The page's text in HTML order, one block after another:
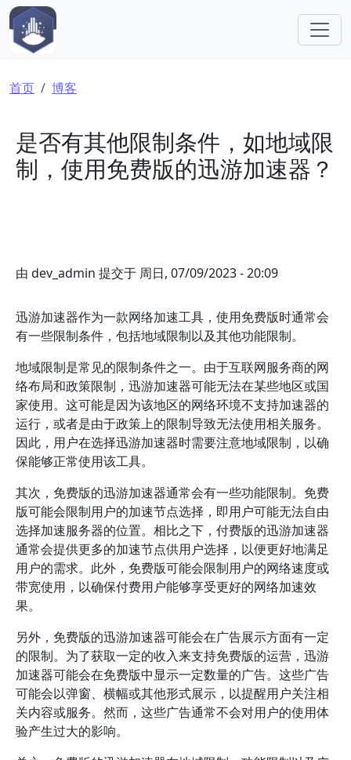
跳转到主要内容
面包屑
首页 博客
是否有其他限制条件，如地域限
制，使用免费版的迅游加速器？
由 dev_admin 提交于 周日, 07/09/2023 - 20:09
迅游加速器作为一款网络加速工具，使用免费版时通常会
有一些限制条件，包括地域限制以及其他功能限制。
地域限制是常见的限制条件之一。由于互联网服务商的网
络布局和政策限制，迅游加速器可能无法在某些地区或国
家使用。这可能是因为该地区的网络环境不支持加速器的
运行，或者是由于政策上的限制导致无法使用相关服务。
因此，用户在选择迅游加速器时需要注意地域限制，以确
保能够正常使用该工具。
其次，免费版的迅游加速器通常会有一些功能限制。免费
版可能会限制用户的加速节点选择，即用户可能无法自由
选择加速服务器的位置。相比之下，付费版的迅游加速器
通常会提供更多的加速节点供用户选择，以便更好地满足
用户的需求。此外，免费版可能会限制用户的网络速度或
带宽使用，以确保付费用户能够享受更好的网络加速效
果。
另外，免费版的迅游加速器可能会在广告展示方面有一定
的限制。为了获取一定的收入来支持免费版的运营，迅游
加速器可能会在免费版中显示一定数量的广告。这些广告
可能会以弹窗、横幅或其他形式展示，以提醒用户关注相
关内容或服务。然而，这些广告通常不会对用户的使用体
验产生过大的影响。